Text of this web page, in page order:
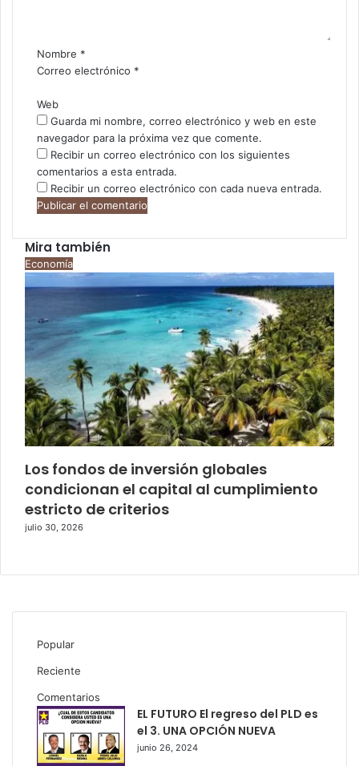
i
o
Nombre *
Correo electrónico *
Web
Guarda mi nombre, correo electrónico y web en este
navegador para la próxima vez que comente.
Recibir un correo electrónico con los siguientes
comentarios a esta entrada.
Recibir un correo electrónico con cada nueva entrada.
Mira también
Cerrar
Economía
Los fondos de inversión globales
condicionan el capital al cumplimiento
estricto de criterios
julio 30, 2026
Popular
Reciente
Comentarios
EL FUTURO El regreso del PLD es
el 3. UNA OPCIÓN NUEVA
junio 26, 2024